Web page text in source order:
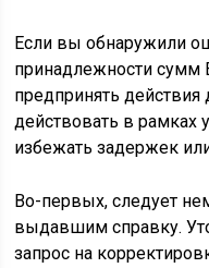
Если вы обнаружили
принадлежности сумм
предпринять
действовать в рамках
избежать задержек
Во-первых, следует
выдавшим справку.
запрос на